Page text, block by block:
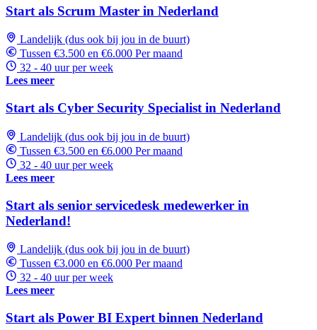
Start als Scrum Master in Nederland
Landelijk (dus ook bij jou in de buurt)
Tussen €3.500 en €6.000 Per maand
32 - 40 uur per week
Lees meer
Start als Cyber Security Specialist in Nederland
Landelijk (dus ook bij jou in de buurt)
Tussen €3.500 en €6.000 Per maand
32 - 40 uur per week
Lees meer
Start als senior servicedesk medewerker in
Nederland!
Landelijk (dus ook bij jou in de buurt)
Tussen €3.000 en €6.000 Per maand
32 - 40 uur per week
Lees meer
Start als Power BI Expert binnen Nederland